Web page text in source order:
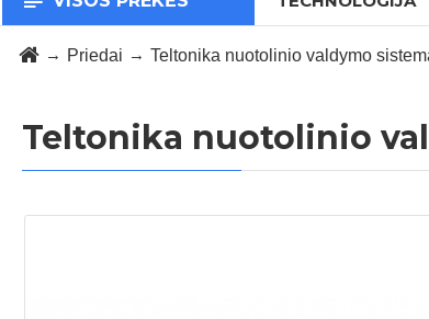
Priedai Teltonika nuotolinio valdymo
Teltonika nuotolinio